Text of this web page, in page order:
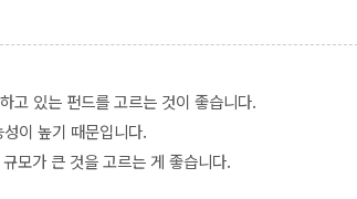
고 있는 펀드를 고르는 것이 좋습니다.
이 높기 때문입니다.
모가 큰 것을 고르는 게 좋습니다.